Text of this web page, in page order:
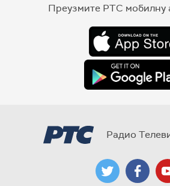
Преузмите РТС мобилну
Радио